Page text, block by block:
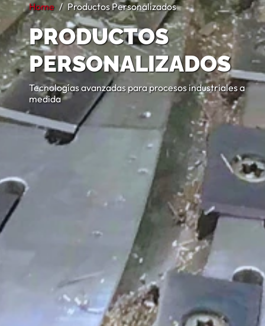
Home Productos Personalizados
PRODUCTOS
PERSONALIZADOS
Tecnologías avanzadas para procesos industriales a
medida